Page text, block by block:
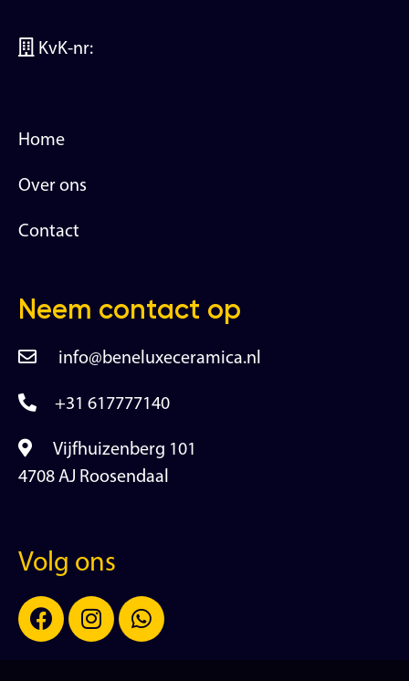
KvK-nr:
Home
Over ons
Contact
Neem contact op
info@beneluxeceramica.nl
+31 617777140
Vijfhuizenberg 101
4708 AJ Roosendaal
Volg ons